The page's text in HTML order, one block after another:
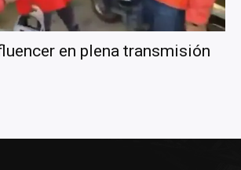
en plena transmisión